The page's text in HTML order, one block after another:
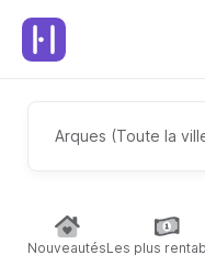
Arques (Toute la
NouveautésLes plus